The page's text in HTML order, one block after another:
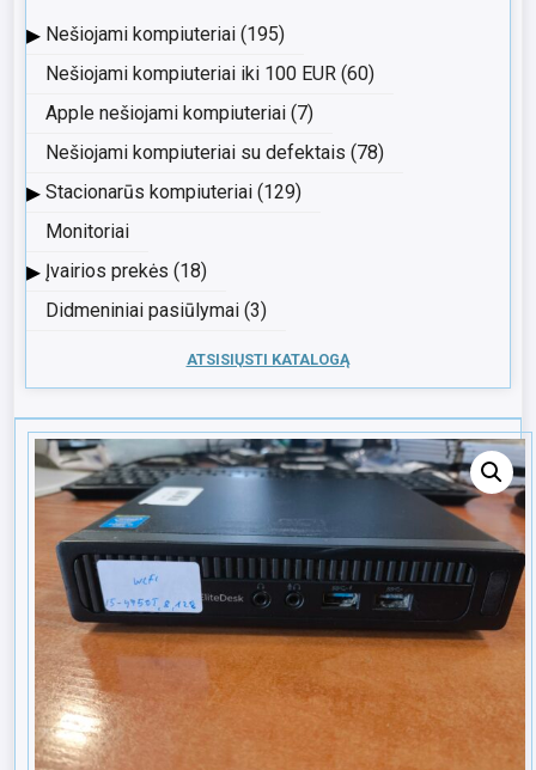
▸ Nešiojami kompiuteriai (195)
Nešiojami kompiuteriai iki 100 EUR (60)
Apple nešiojami kompiuteriai (7)
Nešiojami kompiuteriai su defektais (78)
▸ Stacionarūs kompiuteriai (129)
Monitoriai
▸ Įvairios prekės (18)
Didmeniniai pasiūlymai (3)
ATSISIŲSTI KATALOGĄ